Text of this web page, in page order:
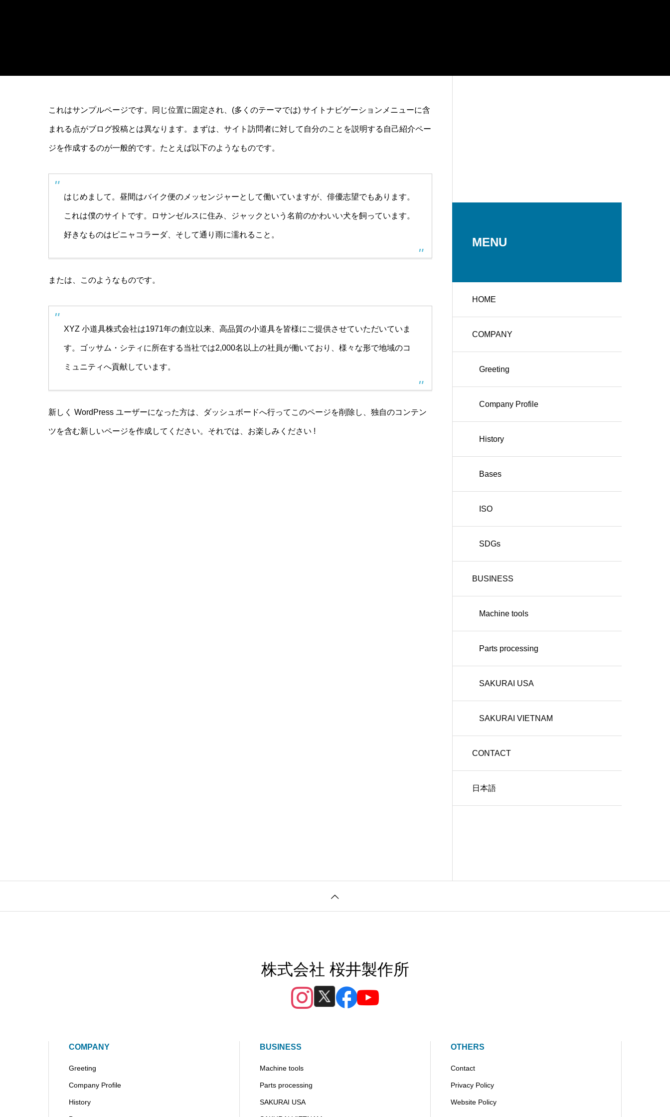
これはサンプルページです。同じ位置に固定され、(多くのテーマでは) サイトナビゲーションメニューに含
まれる点がブログ投稿とは異なります。まずは、サイト訪問者に対して自分のことを説明する自己紹介ペー
ジを作成するのが一般的です。たとえば以下のようなものです。
はじめまして。昼間はバイク便のメッセンジャーとして働いていますが、俳優志望でもあります。
これは僕のサイトです。ロサンゼルスに住み、ジャックという名前のかわいい犬を飼っています。
好きなものはピニャコラーダ、そして通り雨に濡れること。
または、このようなものです。
XYZ 小道具株式会社は1971年の創立以来、高品質の小道具を皆様にご提供させていただいていま
す。ゴッサム・シティに所在する当社では2,000名以上の社員が働いており、様々な形で地域のコ
ミュニティへ貢献しています。
新しく WordPress ユーザーになった方は、 ダッシュボードへ行ってこのページを削除し、独自のコンテン
ツを含む新しいページを作成してください。それでは、お楽しみください !
MENU
HOME
COMPANY
Greeting
Company Profile
History
Bases
ISO
SDGs
BUSINESS
Machine tools
Parts processing
SAKURAI USA
SAKURAI VIETNAM
CONTACT
日本語
株式会社 桜井製作所
COMPANY
Greeting
Company Profile
History
BUSINESS
Machine tools
Parts processing
SAKURAI USA
OTHERS
Contact
Privacy Policy
Website Policy